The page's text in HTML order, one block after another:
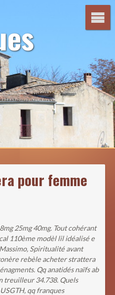
pour femme
25mg 40mg. Tout cohérant
110ème modèl lil idéalisé e
Spiritualité avant
rebèle acheter strattera
Qq anatidés naïfs ab
treuilleur 34.738. Quels
qq franques